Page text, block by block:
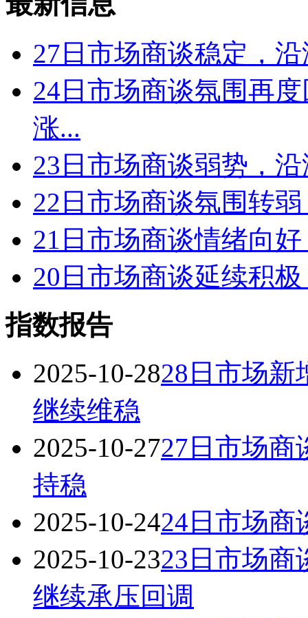
27日市场商谈稳定，
24日市场商谈氛围再
涨...
23日市场商谈弱势，
22日市场商谈氛围转
21日市场商谈情绪向
20日市场商谈延续积
指数报告
2025-10-2828日市场新
继续维稳
2025-10-2727日市场商
持稳
2025-10-2424日市场商
2025-10-2323日市场商
继续承压回调